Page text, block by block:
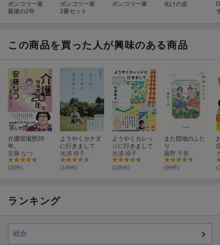
ポンコツ一家
最後の2年
ポンコツ一家
2冊セット
ポンコツ一家 化けの皮
この商品を買った人が興味のある商品
介護現場歴20
年。
安藤 なつ
(20件)
ようやくカナダ
に行きまして
光浦 靖子
(149件)
ようやくカレッ
ジに行きまして
光浦 靖子
(105件)
また団地のふた
り
藤野 千夜
(98件)
ランキング
総合